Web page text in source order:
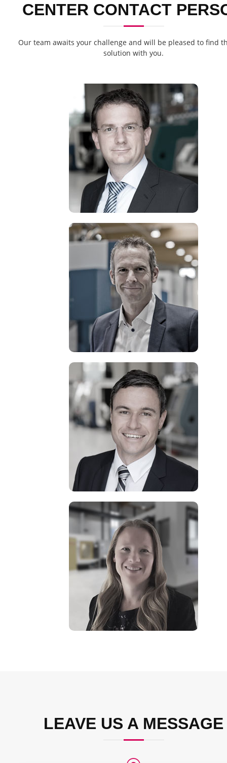
CENTER CONTACT
Our team awaits your challenge and will be pleased to find
solution with you.
+49 8142 4487-121
rschmidt@cnc-outlet.de
+49 8142 4487-114
hkoesler@cnc-outlet.de
+49 8142 4487-130
mbraun@cnc-outlet.de
+49 8142 4487-201
sguma@cnc-outlet.de
LEAVE US A MESSAGE